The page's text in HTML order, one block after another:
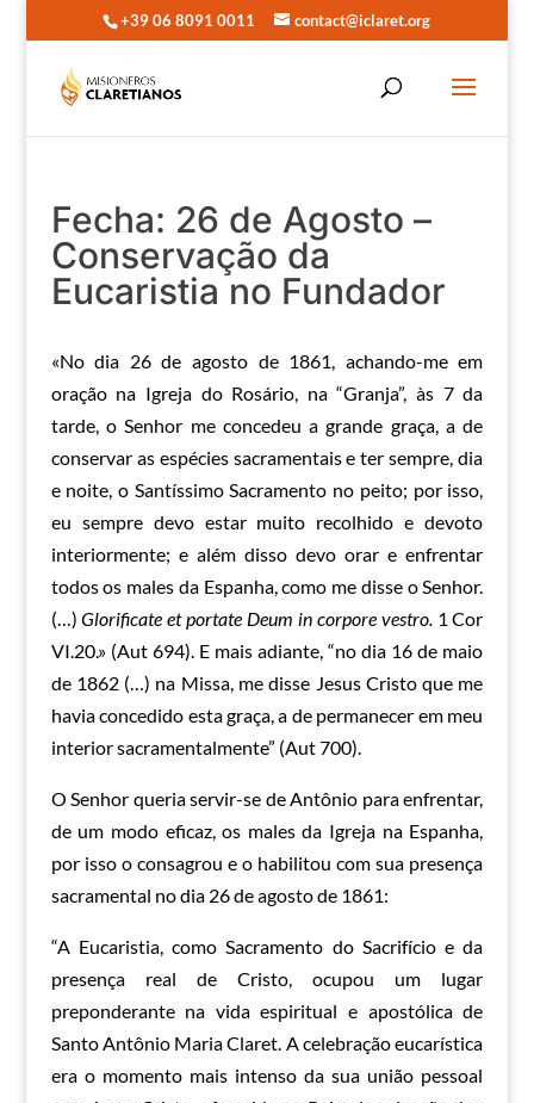
+39 06 8091 0011 contact@iclaret.org
Fecha: 26 de Agosto –
Conservação da
Eucaristia no Fundador
«No dia 26 de agosto de 1861, achando-me em
oração na Igreja do Rosário, na “Granja”, às 7 da
tarde, o Senhor me concedeu a grande graça, a de
conservar as espécies sacramentais e ter sempre, dia
e noite, o Santíssimo Sacramento no peito; por isso,
eu sempre devo estar muito recolhido e devoto
interiormente; e além disso devo orar e enfrentar
todos os males da Espanha, como me disse o Senhor.
(…)Glorificate et portate Deum in corpore vestro.1 Cor
VI.20.» (Aut 694). E mais adiante, “no dia 16 de maio
de 1862 (…) na Missa, me disse Jesus Cristo que me
havia concedido esta graça, a de permanecer em meu
interior sacramentalmente” (Aut 700).
O Senhor queria servir-se de Antônio para enfrentar,
de um modo eficaz, os males da Igreja na Espanha,
por isso o consagrou e o habilitou com sua presença
sacramental no dia 26 de agosto de 1861:
“A Eucaristia, como Sacramento do Sacrifício e da
presença real de Cristo, ocupou um lugar
preponderante na vida espiritual e apostólica de
Santo Antônio Maria Claret. A celebração eucarística
era o momento mais intenso da sua união pessoal